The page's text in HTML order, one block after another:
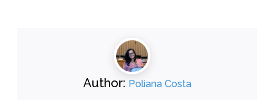
Author: Poliana Costa